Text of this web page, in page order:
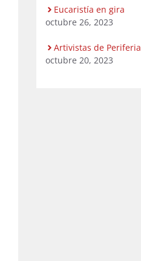
Eucaristía en gira
octubre 26, 2023
Artivistas de Periferia
octubre 20, 2023